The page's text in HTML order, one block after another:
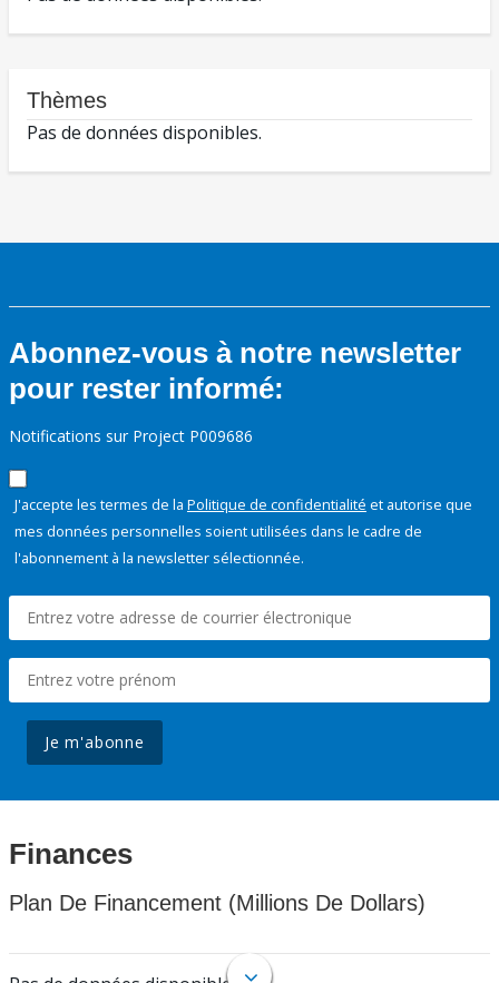
Thèmes
Pas de données disponibles.
Abonnez-vous à notre newsletter
pour rester informé:
Notifications sur Project P009686
J'accepte les termes de la Politique de confidentialité et autorise que
mes données personnelles soient utilisées dans le cadre de
l'abonnement à la newsletter sélectionnée.
Je m'abonne
Finances
Plan De Financement (Millions De Dollars)